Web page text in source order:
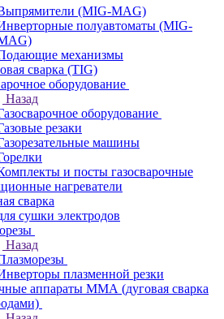
(MIG-MAG)
полуавтоматы (MIG-
механизмы
сварка (TIG)
оборудование
Назад
оборудование
резаки
машины
и посты газосварочные
нагреватели
сварка
сушки электродов
Назад
плазменной резки
аппараты ММА (дуговая сварка